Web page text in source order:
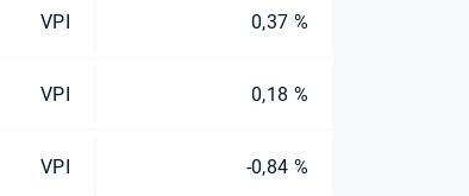
VPI 0,37 %
VPI 0,18 %
VPI -0,84 %